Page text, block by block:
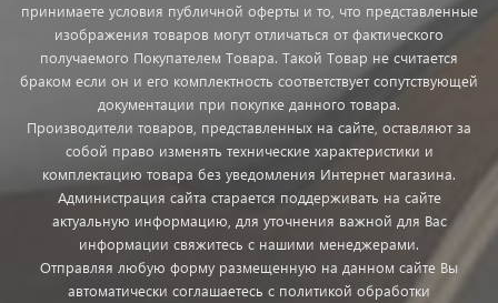
принимаете условия публичной оферты и то, что представленные
изображения товаров могут отличаться от фактического
получаемого Покупателем Товара. Такой Товар не считается
браком если он и его комплектность соответствует сопутствующей
документации при покупке данного товара.
Производители товаров, представленных на сайте, оставляют за
собой право изменять технические характеристики и
комплектацию товара без уведомления Интернет магазина.
Администрация сайта старается поддерживать на сайте
актуальную информацию, для уточнения важной для Вас
информации свяжитесь с нашими менеджерами.
Отправляя любую форму размещенную на данном сайте Вы
автоматически соглашаетесь с политикой обработки